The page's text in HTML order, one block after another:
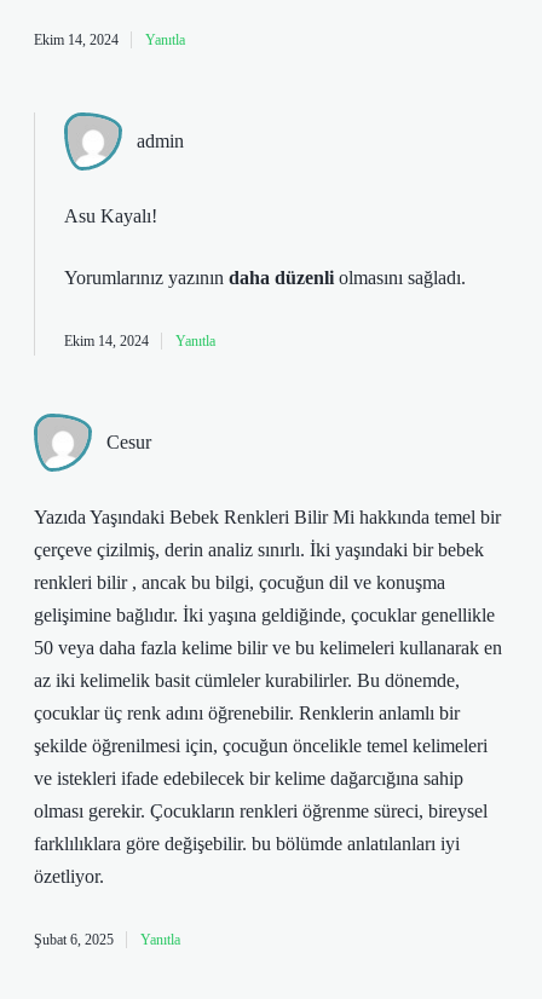
Ekim 14, 2024 Yanıtla
admin
Asu Kayalı!
Yorumlarınız yazının daha düzenli olmasını sağladı.
Ekim 14, 2024 Yanıtla
Cesur
Yazıda Yaşındaki Bebek Renkleri Bilir Mi hakkında temel bir
çerçeve çizilmiş, derin analiz sınırlı. İki yaşındaki bir bebek
renkleri bilir , ancak bu bilgi, çocuğun dil ve konuşma
gelişimine bağlıdır. İki yaşına geldiğinde, çocuklar genellikle
50 veya daha fazla kelime bilir ve bu kelimeleri kullanarak en
az iki kelimelik basit cümleler kurabilirler. Bu dönemde,
çocuklar üç renk adını öğrenebilir. Renklerin anlamlı bir
şekilde öğrenilmesi için, çocuğun öncelikle temel kelimeleri
ve istekleri ifade edebilecek bir kelime dağarcığına sahip
olması gerekir. Çocukların renkleri öğrenme süreci, bireysel
farklılıklara göre değişebilir. bu bölümde anlatılanları iyi
özetliyor.
Şubat 6, 2025 Yanıtla